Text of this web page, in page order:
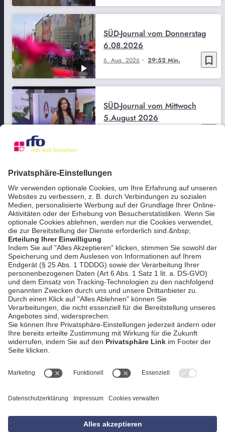
bookmark_border
6. Aug. 2026 29:52 Min.
SÜD-Journal vom Donnerstag
6.08.2026
SÜD-Journal vom Mittwoch
5.August 2026
bookmark_border
4. Aug. 2026 29:50 Min.
SÜD-Journal vom Dienstag
4.08.2026
AGB
Datenschutzerklärung
Empfang